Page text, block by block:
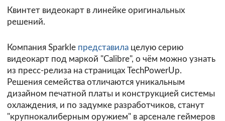
Квинтет видеокарт в линейке оригинальных
решений.
Компания Sparkle представила целую серию
видеокарт под маркой "Calibre", о чём можно узнать
из пресс-релиза на страницах TechPowerUp.
Решения семейства отличаются уникальным
дизайном печатной платы и конструкцией системы
охлаждения, и по задумке разработчиков, станут
"крупнокалиберным оружием" в арсенале геймеров